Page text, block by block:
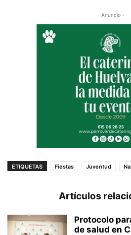
- Anuncio -
ETIQUETAS Fiestas Juventud
Artículos
Protocolo
de salud en